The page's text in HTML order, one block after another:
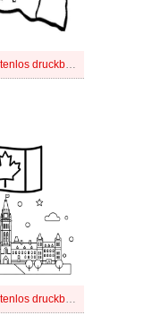
Kanada kostenlos druckbare einfach
Kanada kostenlos druckbare schlicht